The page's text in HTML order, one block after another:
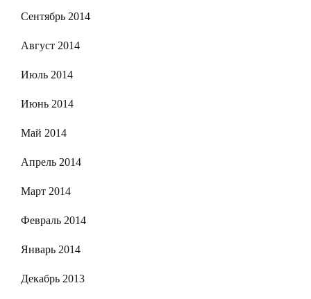
Сентябрь 2014
Август 2014
Июль 2014
Июнь 2014
Май 2014
Апрель 2014
Март 2014
Февраль 2014
Январь 2014
Декабрь 2013